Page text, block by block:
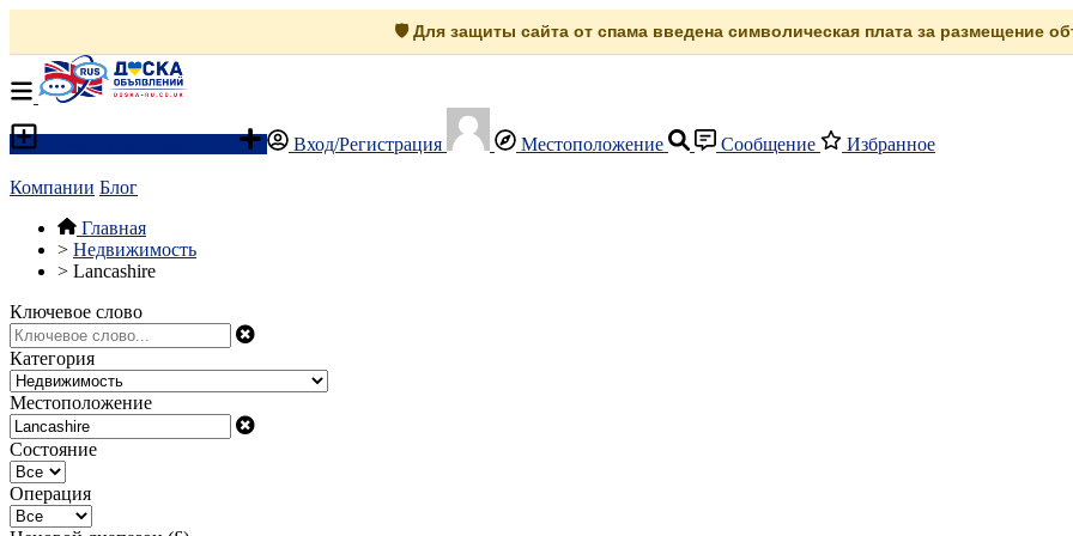
🛡️ Для защиты сайта от спама введена символическая плата за размещение
Вход/Регистрация Местоположение Сообщение Избранное
Компании Блог
Главная
> Недвижимость
> Lancashire
Ключевое слово
Категория
Местоположение
Состояние
Операция